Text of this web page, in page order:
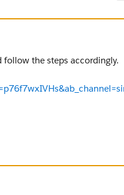
the steps accordingly.